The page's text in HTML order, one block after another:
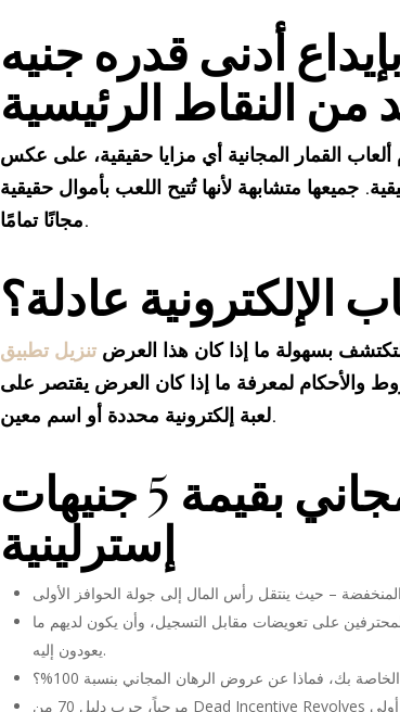
أدنى قدره جنيه
ألعاب القمار المجانية أي مزايا حقيقية، على عكس
جميعها متشابهة لأنها تُتيح اللعب بأموال حقيقية
مجانًا تمامًا.
الإلكترونية عادلة؟
بسهولة ما إذا كان هذا العرض تنزيل تطبيق tusk casino الإمارات العربية
والأحكام لمعرفة ما إذا كان العرض يقتصر على
لعبة إلكترونية محددة أو اسم معين.
طرق الحصول على حافز كازينو مجاني بقيمة 5 جنيهات
إسترلينية
على تعويضات مقابل التسجيل، وأن يكون لديهم ما
يعودون إليه.
بك، فماذا عن عروض الرهان المجاني بنسبة 100%؟